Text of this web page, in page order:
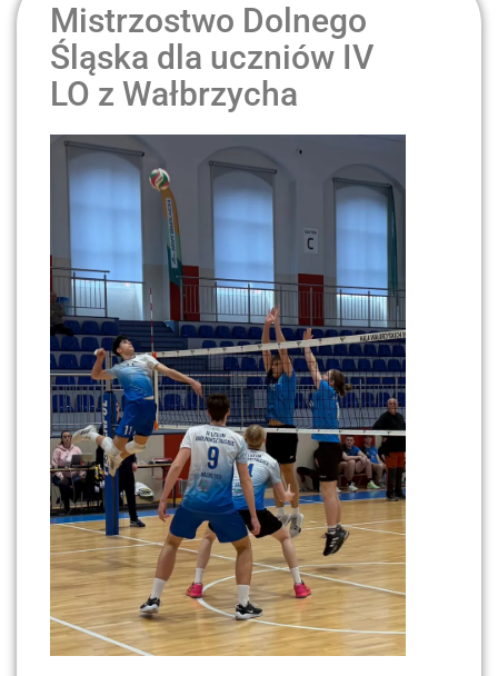
Mistrzostwo Dolnego
Śląska dla uczniów IV
LO z Wałbrzycha